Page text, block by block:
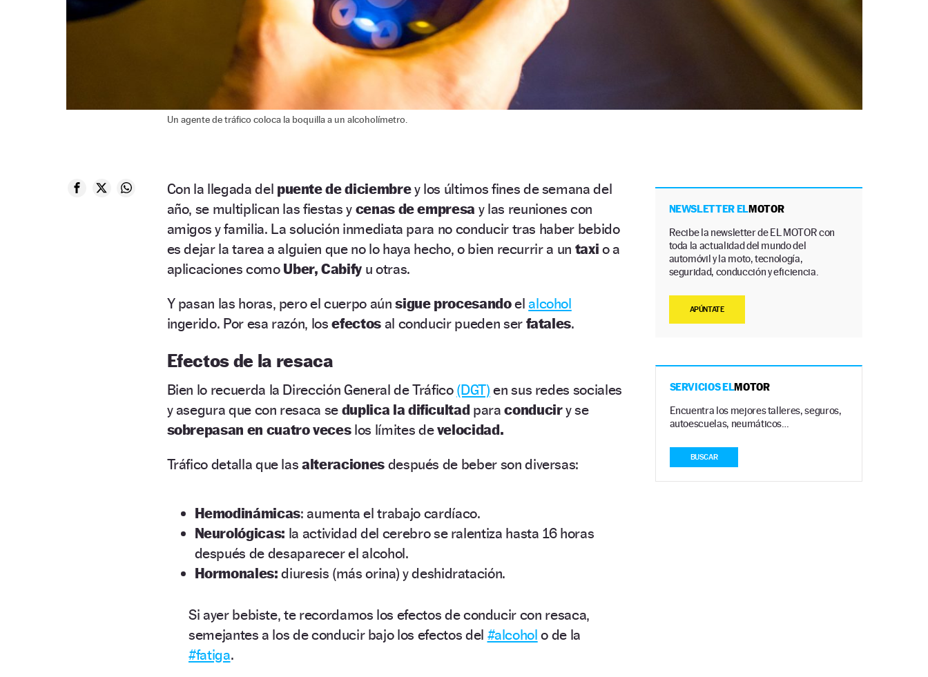
Un agente de tráfico coloca la boquilla a un alcoholímetro.
Con la llegada del puente de diciembrey los últimos fines de semana del
año, se multiplican las fiestas y cenas de empresa y las reuniones con
amigos y familia. La solución inmediata para no conducir tras haber bebido
es dejar la tarea a alguien que no lo haya hecho, o bien recurrir a un taxi o a
aplicaciones como Uber, Cabify u otras.
Y pasan las horas, pero el cuerpo aúnsigue procesandoelalcohol
ingerido. Por esa razón, losefectos al conducir pueden ser fatales.
Efectos de la resaca
Bien lo recuerda la Dirección General de Tráfico (DGT) en sus redes sociales
y asegura que con resaca se duplica la dificultad paraconduciry se
sobrepasan en cuatro veceslos límites develocidad.
Tráfico detalla que lasalteraciones después de beber son diversas:
Hemodinámicas: aumenta el trabajo cardíaco.
Neurológicas: la actividad del cerebro se ralentiza hasta 16 horas
después de desaparecer el alcohol.
Hormonales: diuresis (más orina) y deshidratación.
Si ayer bebiste, te recordamos los efectos de conducir con resaca,
semejantes a los de conducir bajo los efectos del #alcohol o de la
#fatiga.
NEWSLETTER ELMOTOR
Recibe la newsletter de EL MOTOR con
toda la actualidad del mundo del
automóvil y la moto, tecnología,
seguridad, conducción y eficiencia.
APÚNTATE
SERVICIOS ELMOTOR
Encuentra los mejores talleres, seguros,
autoescuelas, neumáticos…
BUSCAR